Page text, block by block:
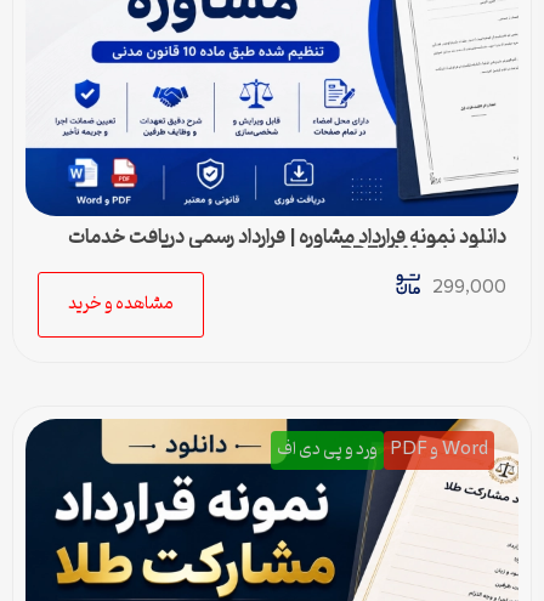
دانلود نمونه قرارداد مشاوره | قرارداد رسمی دریافت خدمات
299,000
مشاهده و خرید
Word و PDF ورد و پی دی اف